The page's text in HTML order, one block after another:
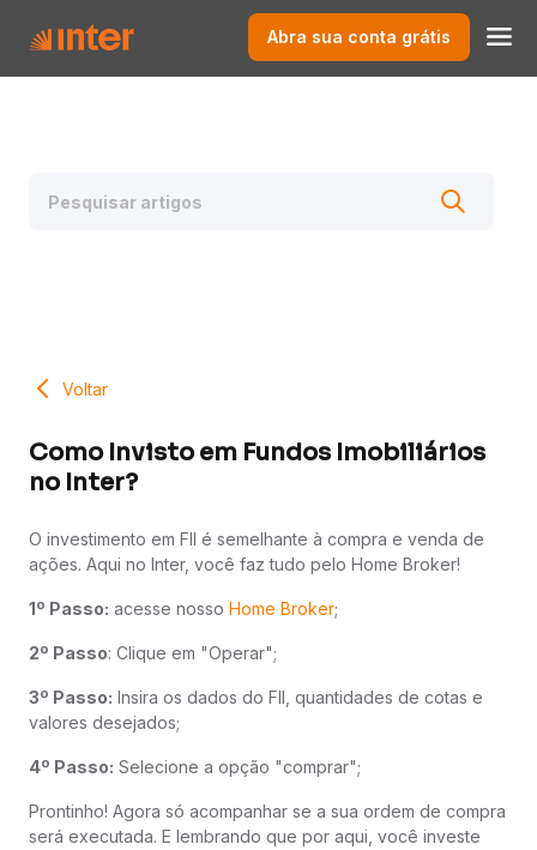
Abra sua conta grátis
Voltar
Como Invisto em Fundos Imobiliários
no Inter?
O investimento em FII é semelhante à compra e venda de
ações. Aqui no Inter, você faz tudo pelo Home Broker!
1º Passo: acesse nosso Home Broker;
2º Passo: Clique em "Operar";
3º Passo: Insira os dados do FII, quantidades de cotas e
valores desejados;
4º Passo: Selecione a opção "comprar";
Prontinho! Agora só acompanhar se a sua ordem de compra
será executada. E lembrando que por aqui, você investe